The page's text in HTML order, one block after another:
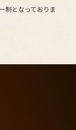
制となっておりま